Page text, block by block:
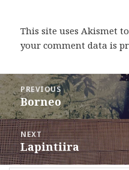
This site uses Akismet
your comment data is
Post
navigation
PREVIOUS
Previous
post:
Borneo
NEXT
Next
post:
Lapintiira